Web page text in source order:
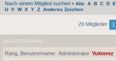
Nach einem Mitglied suchen • Alle A B C D E
U V W X Y Z Anderes Zeichen
29 Mitglieder 1
BENUTZERNAME
Rang, Benutzername Administrator Yukterez